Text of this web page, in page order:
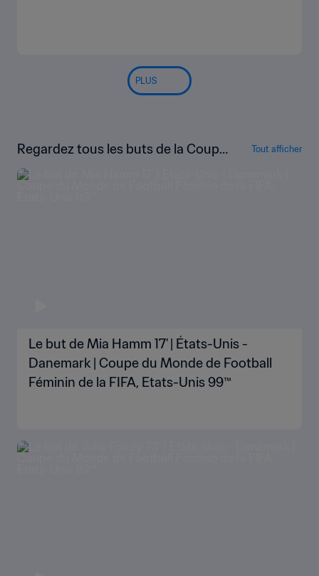
PLUS
Regardez tous les buts de la Coupe
du Monde Féminine de la FIFA, État
s-Unis 1999™
Tout afficher
Le but de Mia Hamm 17' | États-Unis -
Danemark | Coupe du Monde de Football
Féminin de la FIFA, Etats-Unis 99™